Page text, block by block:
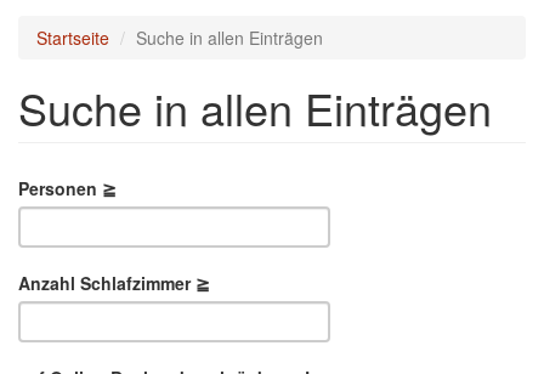
Startseite Suche in allen Einträgen
Suche in allen Einträgen
Personen ≧
Anzahl Schlafzimmer ≧